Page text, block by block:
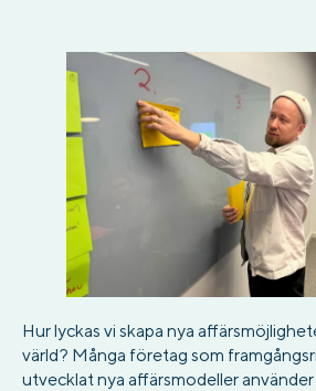
Hur lyckas vi skapa nya
värld? Många företag som
utvecklat nya affärsmodeller använder